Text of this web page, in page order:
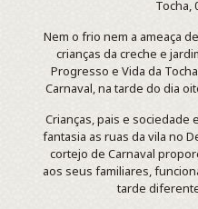
Tocha,
Nem o frio nem a ameaça
crianças da creche e
Progresso e Vida da
Carnaval, na tarde do dia
Crianças, pais e
fantasia as ruas da vila no
cortejo de Carnaval
aos seus familiares,
tarde